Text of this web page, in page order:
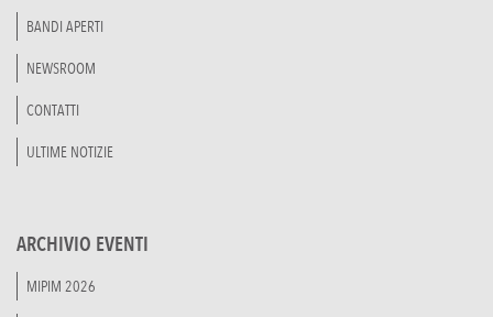
BANDI APERTI
NEWSROOM
CONTATTI
ULTIME NOTIZIE
ARCHIVIO EVENTI
MIPIM 2026